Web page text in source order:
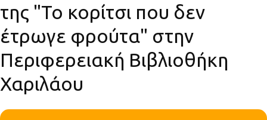
της "Το κορίτσι που δεν
έτρωγε φρούτα" στην
Περιφερειακή Βιβλιοθήκη
Χαριλάου